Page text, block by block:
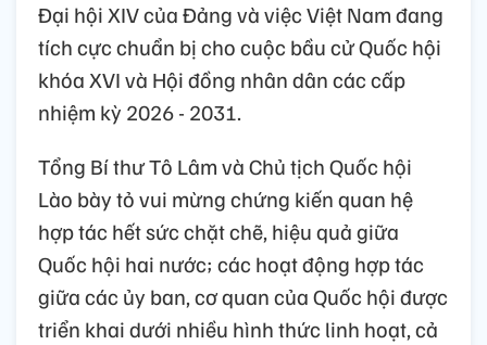
Đại hội XIV của Đảng và việc Việt Nam đang
tích cực chuẩn bị cho cuộc bầu cử Quốc hội
khóa XVI và Hội đồng nhân dân các cấp
nhiệm kỳ 2026 - 2031.
Tổng Bí thư Tô Lâm và Chủ tịch Quốc hội
Lào bày tỏ vui mừng chứng kiến quan hệ
hợp tác hết sức chặt chẽ, hiệu quả giữa
Quốc hội hai nước; các hoạt động hợp tác
giữa các ủy ban, cơ quan của Quốc hội được
triển khai dưới nhiều hình thức linh hoạt, cả